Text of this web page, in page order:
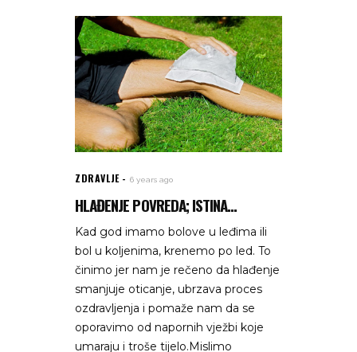
ZDRAVLJE 6 years ago
HLAĐENJE POVREDA; ISTINA...
Kad god imamo bolove u leđima ili
bol u koljenima, krenemo po led. To
činimo jer nam je rečeno da hlađenje
smanjuje oticanje, ubrzava proces
ozdravljenja i pomaže nam da se
oporavimo od napornih vježbi koje
umaraju i troše tijelo.Mislimo